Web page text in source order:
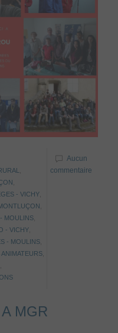
- VICHY,
MOULINS
- VICHY,
- MOULINS
Aucun
commentaire
MGR